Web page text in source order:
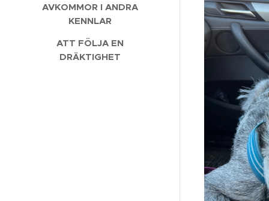
AVKOMMOR I ANDRA
KENNLAR
ATT FÖLJA EN
DRÄKTIGHET